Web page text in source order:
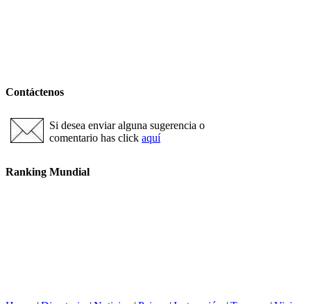
Contáctenos
Si desea enviar alguna sugerencia o
comentario has click aquí
Ranking Mundial